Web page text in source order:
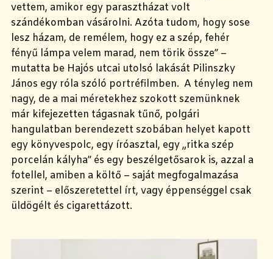
vettem, amikor egy parasztházat volt
szándékomban vásárolni. Azóta tudom, hogy sose
lesz házam, de remélem, hogy ez a szép, fehér
fényű lámpa velem marad, nem törik össze” –
mutatta be Hajós utcai utolsó lakását Pilinszky
János egy róla szóló portréfilmben. A tényleg nem
nagy, de a mai méretekhez szokott szemünknek
már kifejezetten tágasnak tűnő, polgári
hangulatban berendezett szobában helyet kapott
egy könyvespolc, egy íróasztal, egy „ritka szép
porcelán kályha” és egy beszélgetősarok is, azzal a
fotellel, amiben a költő – saját megfogalmazása
szerint – előszeretettel írt, vagy éppenséggel csak
üldögélt és cigarettázott.